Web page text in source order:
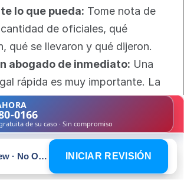
lo que pueda: Tome nota de
de oficiales, qué
qué se llevaron y qué dijeron.
abogado de inmediato: Una
rápida es muy importante. La
a la fiscalía.
bajo presión: Puede cumplir con
sin cooperar activamente.
exceden los límites
0166
de su caso · Sin compromiso
Free Case Review · No Obligation INICIAR REVISIÓN